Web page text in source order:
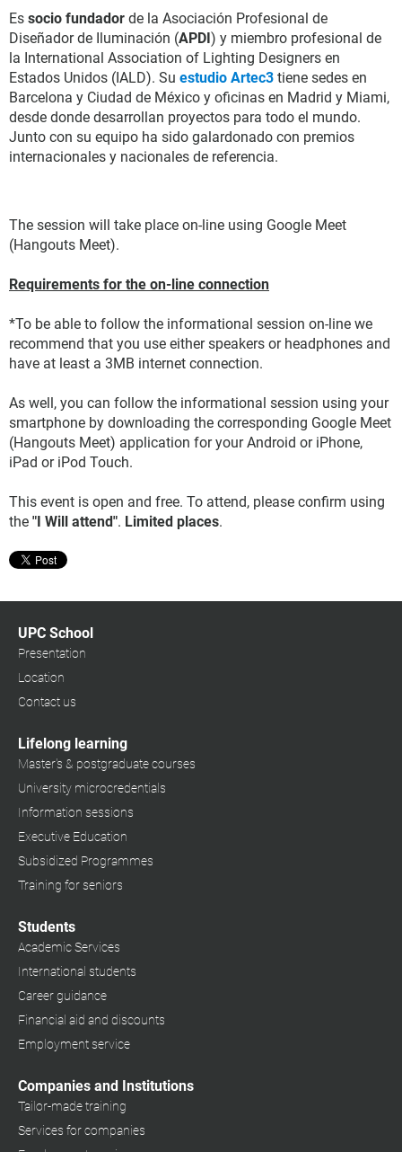
Es socio fundador de la Asociación Profesional de
Diseñador de Iluminación (APDI) y miembro profesional de
la International Association of Lighting Designers en
Estados Unidos (IALD). Su estudio Artec3 tiene sedes en
Barcelona y Ciudad de México y oficinas en Madrid y Miami,
desde donde desarrollan proyectos para todo el mundo.
Junto con su equipo ha sido galardonado con premios
internacionales y nacionales de referencia.
The session will take place on-line using Google Meet
(Hangouts Meet).
Requirements for the on-line connection
*To be able to follow the informational session on-line we
recommend that you use either speakers or headphones and
have at least a 3MB internet connection.
As well, you can follow the informational session using your
smartphone by downloading the corresponding Google Meet
(Hangouts Meet) application for your Android or iPhone,
iPad or iPod Touch.
This event is open and free. To attend, please confirm using
the "I Will attend". Limited places.
UPC School
Presentation
Location
Contact us
Lifelong learning
Master's & postgraduate courses
University microcredentials
Information sessions
Executive Education
Subsidized Programmes
Training for seniors
Students
Academic Services
International students
Career guidance
Financial aid and discounts
Employment service
Companies and Institutions
Tailor-made training
Services for companies